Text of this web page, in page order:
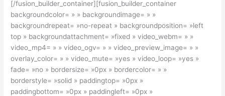
[/fusion_builder_container][fusion_builder_container
backgroundcolor= » » backgroundimage= » »
backgroundrepeat= »no-repeat » backgroundposition= »left
top » backgroundattachment= »fixed » video_webm= » »
video_mp4= » » video_ogv= » » video_preview_image= » »
overlay_color= » » video_mute= »yes » video_loop= »yes »
fade= »no » bordersize= »0px » bordercolor= » »
borderstyle= »solid » paddingtop= »0px »
paddingbottom= »0px » paddingleft= »0px »